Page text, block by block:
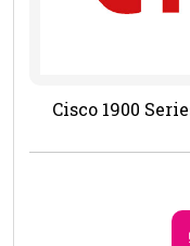
Cisco 1900